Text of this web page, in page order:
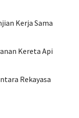
Kerja Sama
Kereta Api
Rekayasa